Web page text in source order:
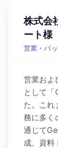
株式会
ート様
営業・バ
営業およ
として「
た。これ
務に多く
通じて
成、資料